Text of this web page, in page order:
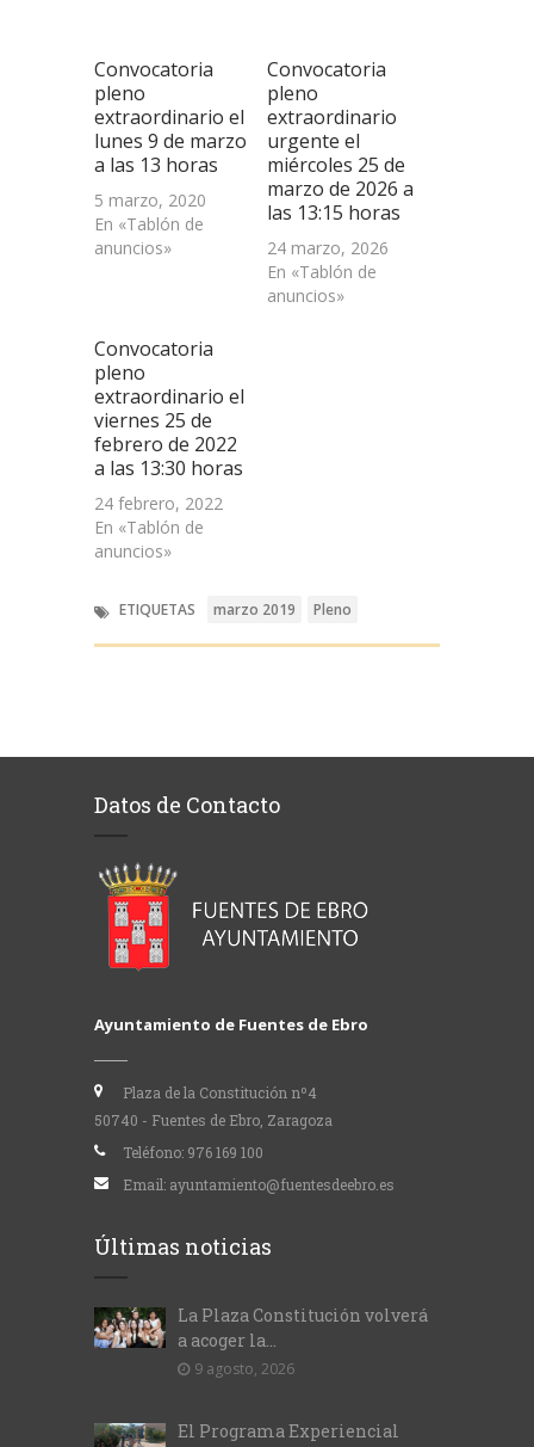
en
una
ventana
nueva)
Convocatoria
pleno
extraordinario el
lunes 9 de marzo
a las 13 horas
5 marzo, 2020
En «Tablón de
anuncios»
Convocatoria
pleno
extraordinario
urgente el
miércoles 25 de
marzo de 2026 a
las 13:15 horas
24 marzo, 2026
En «Tablón de
anuncios»
Convocatoria
pleno
extraordinario el
viernes 25 de
febrero de 2022
a las 13:30 horas
24 febrero, 2022
En «Tablón de
anuncios»
ETIQUETAS marzo 2019 Pleno
Datos de Contacto
Ayuntamiento de Fuentes de Ebro
Plaza de la Constitución nº4
50740 - Fuentes de Ebro, Zaragoza
Teléfono: 976 169 100
Email: ayuntamiento@fuentesdeebro.es
Últimas noticias
La Plaza Constitución volverá
a acoger la...
9 agosto, 2026
El Programa Experiencial